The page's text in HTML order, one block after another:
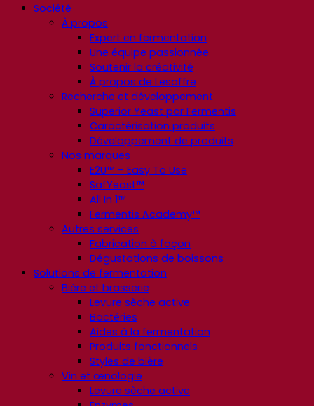
Société
À propos
Expert en fermentation
Une équipe passionnée
Soutenir la créativité
À propos de Lesaffre
Recherche et développement
Superior Yeast par Fermentis
Caractérisation produits
Développement de produits
Nos marques
E2U™ – Easy To Use
SafYeast™
All In 1™
Fermentis Academy™
Autres services
Fabrication à façon
Dégustations de boissons
Solutions de fermentation
Bière et brasserie
Levure sèche active
Bactéries
Aides à la fermentation
Produits fonctionnels
Styles de bière
Vin et œnologie
Levure sèche active